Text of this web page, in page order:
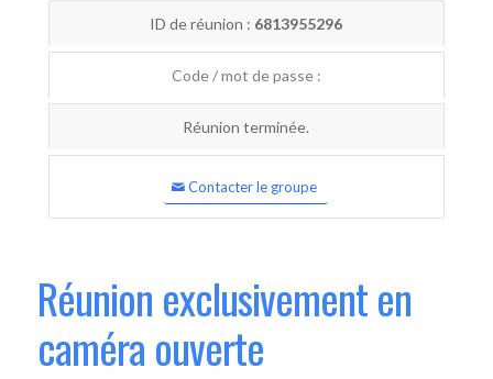
ID de réunion : 6813955296
Code / mot de passe :
Réunion terminée.
Contacter le groupe
Réunion exclusivement en
caméra ouverte